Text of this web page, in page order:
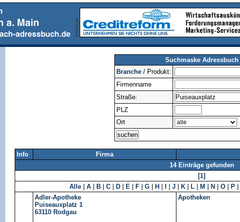
Suchmaske Adressbuch
Branche/ Produkt:
Firmenname
Straße:
PLZ
Ort
Info Firma
14 Einträge gefunden
[1]
Alle
A B C D E F G H J K L M N O P
Adler-Apotheke
Puiseauxplatz 1
63110 Rodgau
Apotheken